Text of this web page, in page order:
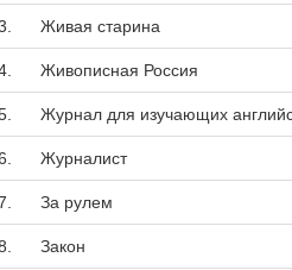
Живая старина
Живописная Россия
Журнал для изучающих
Журналист
За рулем
Закон